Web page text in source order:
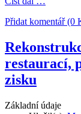
Přidat komentář (0
restaurací,
zisku
Základní údaje